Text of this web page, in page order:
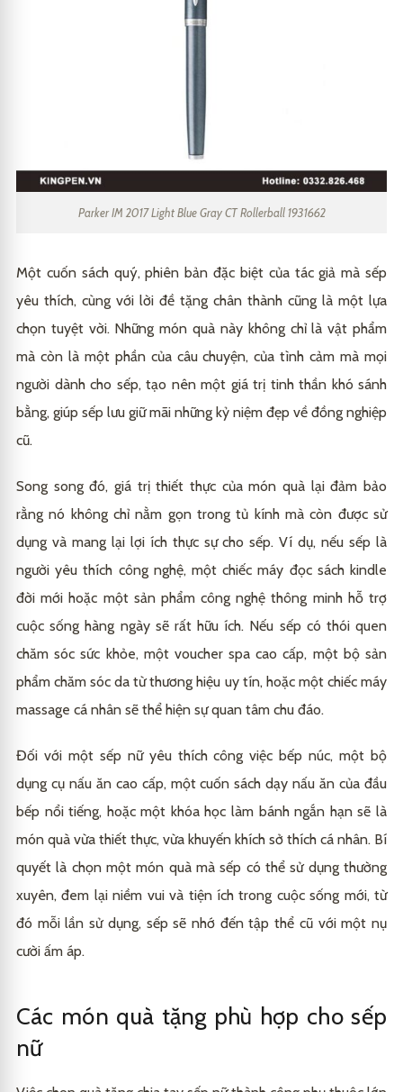
Parker IM 2017 Light Blue Gray CT Rollerball 1931662
Một cuốn sách quý, phiên bản đặc biệt của tác giả mà sếp
yêu thích, cùng với lời đề tặng chân thành cũng là một lựa
chọn tuyệt vời. Những món quà này không chỉ là vật phẩm
mà còn là một phần của câu chuyện, của tình cảm mà mọi
người dành cho sếp, tạo nên một giá trị tinh thần khó sánh
bằng, giúp sếp lưu giữ mãi những kỷ niệm đẹp về đồng nghiệp
cũ.
Song song đó, giá trị thiết thực của món quà lại đảm bảo
rằng nó không chỉ nằm gọn trong tủ kính mà còn được sử
dụng và mang lại lợi ích thực sự cho sếp. Ví dụ, nếu sếp là
người yêu thích công nghệ, một chiếc máy đọc sách kindle
đời mới hoặc một sản phẩm công nghệ thông minh hỗ trợ
cuộc sống hàng ngày sẽ rất hữu ích. Nếu sếp có thói quen
chăm sóc sức khỏe, một voucher spa cao cấp, một bộ sản
phẩm chăm sóc da từ thương hiệu uy tín, hoặc một chiếc máy
massage cá nhân sẽ thể hiện sự quan tâm chu đáo.
Đối với một sếp nữ yêu thích công việc bếp núc, một bộ
dụng cụ nấu ăn cao cấp, một cuốn sách dạy nấu ăn của đầu
bếp nổi tiếng, hoặc một khóa học làm bánh ngắn hạn sẽ là
món quà vừa thiết thực, vừa khuyến khích sở thích cá nhân. Bí
quyết là chọn một món quà mà sếp có thể sử dụng thường
xuyên, đem lại niềm vui và tiện ích trong cuộc sống mới, từ
đó mỗi lần sử dụng, sếp sẽ nhớ đến tập thể cũ với một nụ
cười ấm áp.
Các món quà tặng phù hợp cho sếp
nữ